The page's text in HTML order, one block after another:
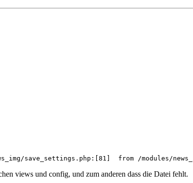
save_settings.php:[81]  from /
views und config, und zum anderen dass die Datei fehlt.